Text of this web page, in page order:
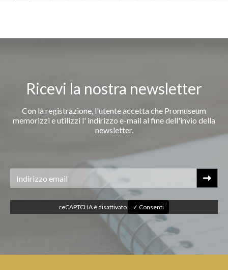
Ricevi la nostra newsletter
Con la registrazione, l'utente accetta che Promuseum
memorizzi e utilizzi l' indirizzo e-mail al fine dell'invio della
newsletter.
reCAPTCHA è disattivato ✓ Consenti